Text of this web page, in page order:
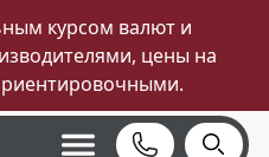
курсом валют и
цены на